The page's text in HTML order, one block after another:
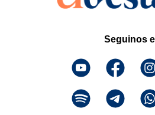
Seguinos